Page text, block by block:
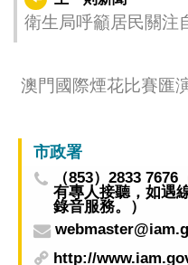
衛生局呼籲居民關注
澳門國際煙花比賽匯
市政署
（853）2833
有專人接聽，如遇
錄音服務。）
http://